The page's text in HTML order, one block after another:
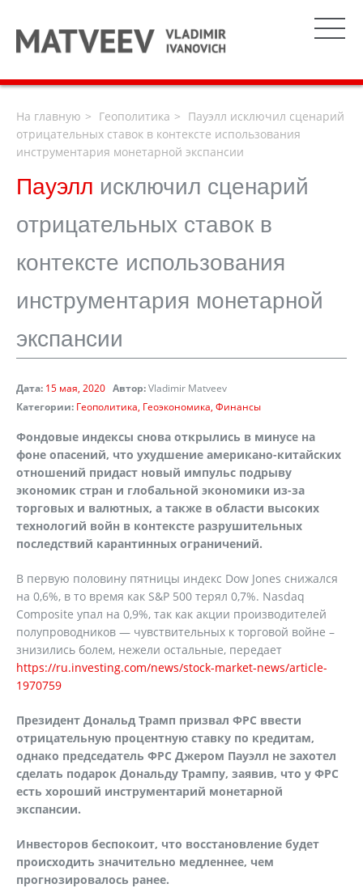
На главную Геополитика
Пауэлл исключил сценарий
отрицательных ставок в контексте использования
инструментария монетарной экспансии
Пауэлл исключил сценарий
отрицательных ставок в
контексте использования
инструментария монетарной
экспансии
Дата: 15 мая, 2020 Автор:Vladimir Matveev
Категории: Геополитика Геоэкономика Финансы
Фондовые индексы снова открылись в минусе на
фоне опасений, что ухудшение американо-китайских
отношений придаст новый импульс подрыву
экономик стран и глобальной экономики из-за
торговых и валютных, а также в области высоких
технологий войн в контексте разрушительных
последствий карантинных ограничений.
В первую половину пятницы индекс Dow Jones снижался
на 0,6%, в то время как S&P 500 терял 0,7%. Nasdaq
Composite упал на 0,9%, так как акции производителей
полупроводников — чувствительных к торговой войне –
знизились болем, нежели остальные, передает
https://ru.investing.com/news/stock-market-news/article-
1970759
Президент Дональд Трамп призвал ФРС ввести
отрицательную процентную ставку по кредитам,
однако председатель ФРС Джером Пауэлл не захотел
сделать подарок Дональду Трампу, заявив, что у ФРС
есть хороший инструментарий монетарной
экспансии.
Инвесторов беспокоит, что восстановление будет
происходить значительно медленнее, чем
прогнозировалось ранее.